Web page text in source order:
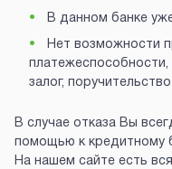
В данном банке
Нет возможности
залог, поручительство
В случае отказа Вы
помощью к кредитному
На нашем сайте есть